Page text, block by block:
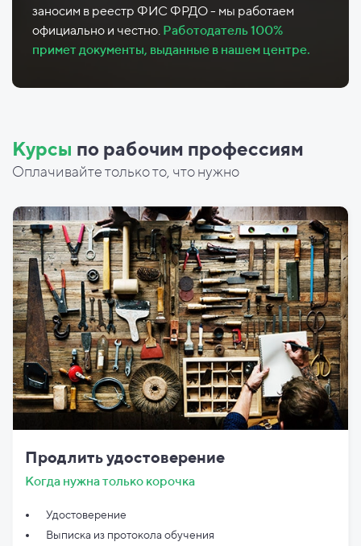
заносим в реестр ФИС ФРДО - мы работаем
официально и честно. Работодатель 100%
примет документы, выданные в нашем центре.
Курсы по рабочим профессиям
Оплачивайте только то, что нужно
Продлить удостоверение
Когда нужна только корочка
Удостоверение
Выписка из протокола обучения